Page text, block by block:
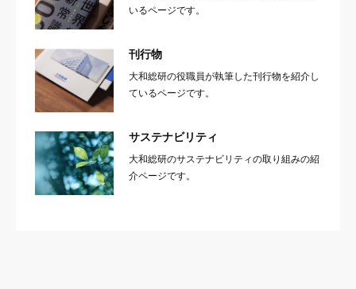
いるページです。
刊行物
大和総研の役職員が執筆した刊行物を紹介し
ているページです。
サステナビリティ
大和総研のサステナビリティの取り組みの紹
介ページです。